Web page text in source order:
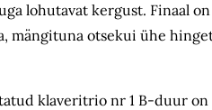
lohutavat kergust. Finaal
otsekui ühe
klaveritrio nr 1 B-duur